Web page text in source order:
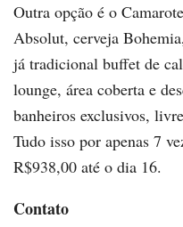
Outra opção é o
Absolut, cerveja
já tradicional buffet de
lounge, área coberta e
banheiros exclusivos,
Tudo isso por apenas 7
R$938,00 até o dia 16.
Contato